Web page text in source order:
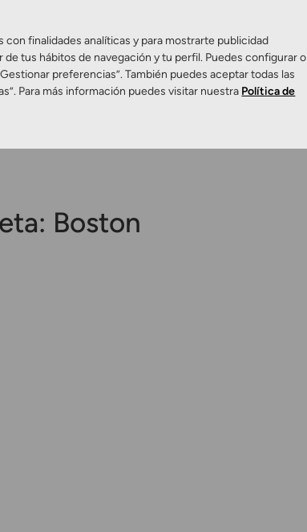
Ojo seco Control de miopía
Boston
finalidades analíticas y para mostrarte publicidad
tus hábitos de navegación y tu perfil. Puedes configurar o
preferencias”. También puedes aceptar todas las
Para más información puedes visitar nuestra Política de